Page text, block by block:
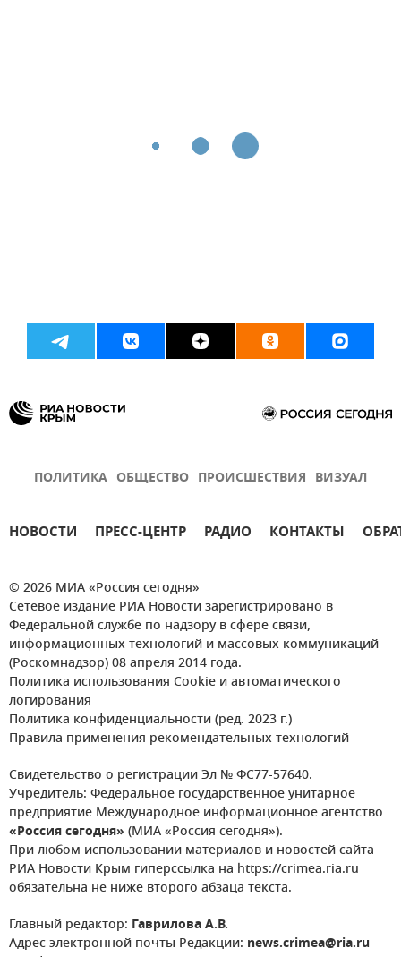
ПОЛИТИКА ОБЩЕСТВО ПРОИСШЕСТВИЯ ВИЗУАЛ
НОВОСТИ ПРЕСС-ЦЕНТР РАДИО КОНТАКТЫ
© 2026 МИА «Россия сегодня»
Сетевое издание РИА Новости зарегистрировано в
Федеральной службе по надзору в сфере связи,
информационных технологий и массовых коммуникаций
(Роскомнадзор) 08 апреля 2014 года.
Политика использования Cookie и автоматического
логирования
Политика конфиденциальности (ред. 2023 г.)
Правила применения рекомендательных технологий
Свидетельство о регистрации Эл № ФС77-57640.
Учредитель: Федеральное государственное унитарное
предприятие Международное информационное агентство
«Россия сегодня» (МИА «Россия сегодня»).
При любом использовании материалов и новостей сайта
РИА Новости Крым гиперссылка на https://crimea.ria.ru
обязательна не ниже второго абзаца текста.
Главный редактор: Гаврилова А.В.
Адрес электронной почты Редакции: news.crimea@ria.ru